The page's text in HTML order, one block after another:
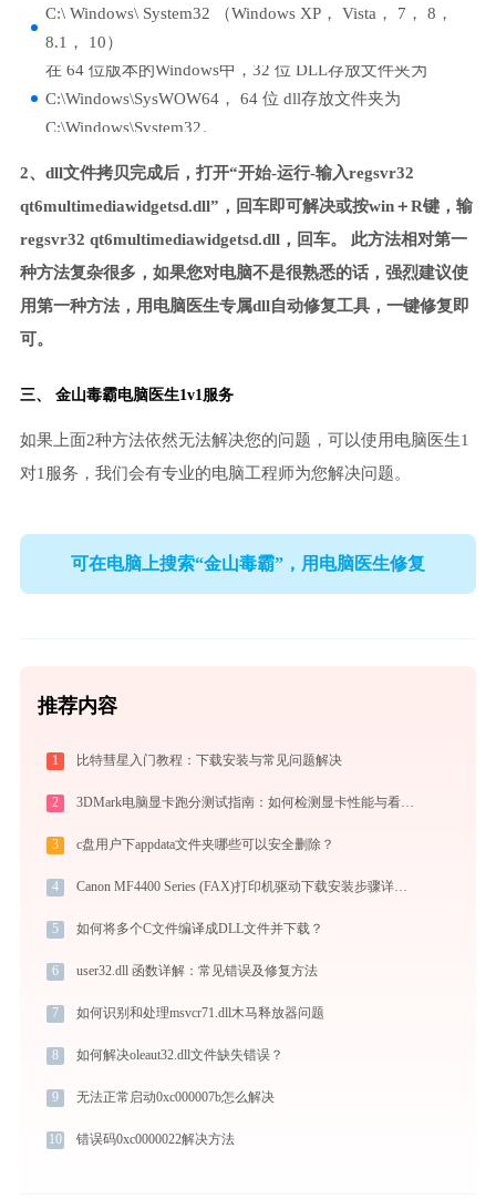
C:\ Windows\ System32 （Windows XP， Vista， 7， 8，
8.1， 10）
在 64 位版本的Windows中，32 位 DLL存放文件夹为
C:\Windows\SysWOW64， 64 位 dll存放文件夹为
C:\Windows\System32。
2、dll文件拷贝完成后，打开“开始-运行-输入regsvr32
qt6multimediawidgetsd.dll”，回车即可解决或按win＋R键，输
regsvr32 qt6multimediawidgetsd.dll，回车。 此方法相对第一
种方法复杂很多，如果您对电脑不是很熟悉的话，强烈建议使
用第一种方法，用电脑医生专属dll自动修复工具，一键修复即
可。
三、 金山毒霸电脑医生1v1服务
如果上面2种方法依然无法解决您的问题，可以使用电脑医生1
对1服务，我们会有专业的电脑工程师为您解决问题。
可在电脑上搜索“金山毒霸”，用电脑医生修复
推荐内容
1 比特彗星入门教程：下载安装与常见问题解决
2 3DMark电脑显卡跑分测试指南：如何检测显卡性能与看懂测试分数
3 c盘用户下appdata文件夹哪些可以安全删除？
4 Canon MF4400 Series (FAX)打印机驱动下载安装步骤详细解析，让安装更简单
5 如何将多个C文件编译成DLL文件并下载？
6 user32.dll 函数详解：常见错误及修复方法
7 如何识别和处理msvcr71.dll木马释放器问题
8 如何解决oleaut32.dll文件缺失错误？
9 无法正常启动0xc000007b怎么解决
10 错误码0xc0000022解决方法